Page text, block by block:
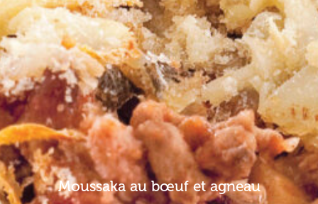
Moussaka au bœuf et agneau